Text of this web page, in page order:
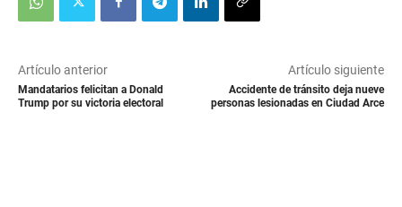
Artículo anterior
Mandatarios felicitan a Donald
Trump por su victoria electoral
Artículo siguiente
Accidente de tránsito deja nueve
personas lesionadas en Ciudad Arce